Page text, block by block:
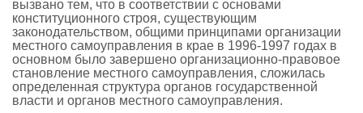
вызвано тем, что в соответствии с основами
конституционного строя, существующим
законодательством, общими принципами организации
местного самоуправления в крае в 1996-1997 годах в
основном было завершено организационно-правовое
становление местного самоуправления, сложилась
определенная структура органов государственной
власти и органов местного самоуправления.